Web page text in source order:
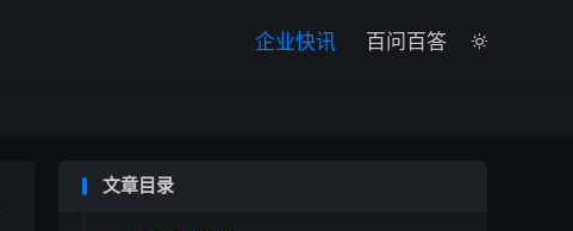

企业快讯 百问百答
文章目录